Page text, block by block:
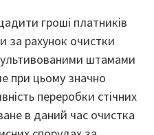
гроші платників
за рахунок очистки
штамами
при цьому значно
переробки стічних
в даний час очистка